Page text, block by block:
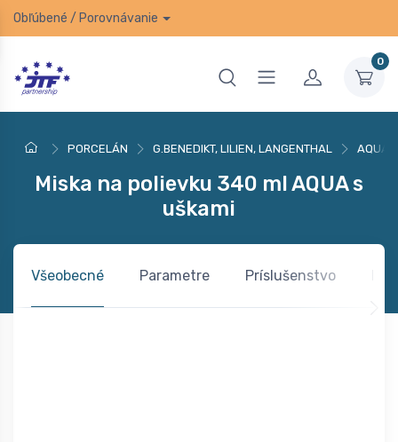
Obľúbené / Porovnávanie
0
PORCELÁN G.BENEDIKT, LILIEN, LANGENTHAL AQUA
Miska na polievku 340 ml AQUA s
uškami
Všeobecné Parametre Príslušenstvo